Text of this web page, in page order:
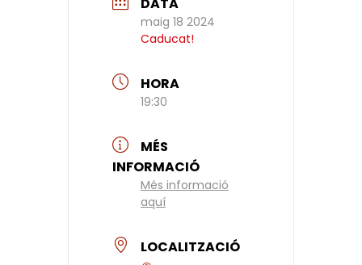
maig 18 2024
Caducat!
HORA
19:30
MÉS
INFORMACIÓ
Més informació
aquí
LOCALITZACIÓ